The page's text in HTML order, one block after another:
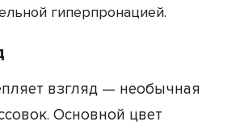
гиперпронацией.
взгляд — необычная
Основной цвет